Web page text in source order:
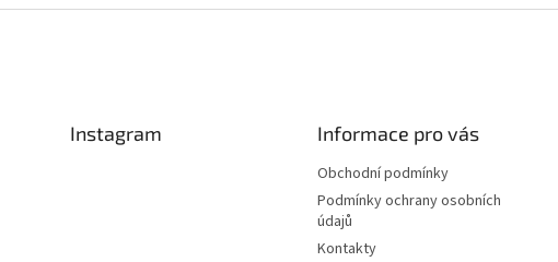
Instagram Informace pro vás
Obchodní podmínky
Podmínky ochrany osobních
údajů
Kontakty